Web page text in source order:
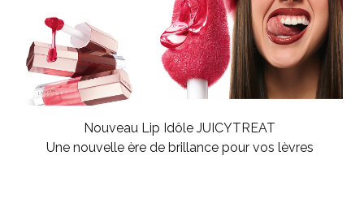
Nouveau Lip Idôle JUICYTREAT
Une nouvelle ère de brillance pour vos lèvres